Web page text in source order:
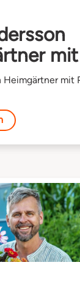
Heimgärtner mit